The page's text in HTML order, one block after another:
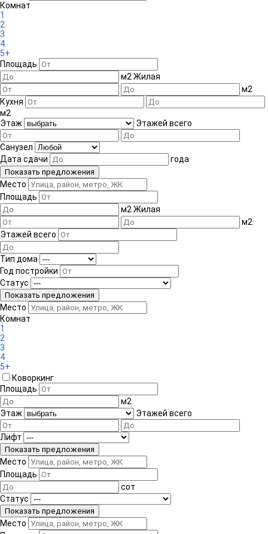
Комнат
1
2
3
4
5+
Площадь
м2 Жилая
м2
Кухня
м2
Этаж
Этажей всего
Санузел
Дата сдачи
года
Место
Площадь
м2 Жилая
м2
Этажей всего
Тип дома
Год постройки
Статус
Место
Комнат
1
2
3
4
5+
Коворкинг
Площадь
м2
Этаж
Этажей всего
Лифт
Место
Площадь
сот
Статус
Место